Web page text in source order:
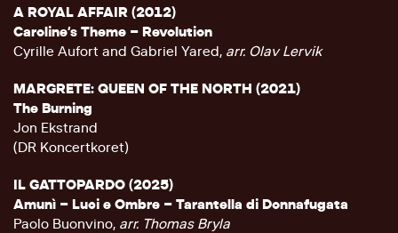
A ROYAL AFFAIR (2012)
Caroline’s Theme – Revolution
Cyrille Aufort and Gabriel Yared, arr. Olav Lervik
MARGRETE: QUEEN OF THE NORTH (2021)
The Burning
Jon Ekstrand
(DR Koncertkoret)
IL GATTOPARDO (2025)
Amunì – Luci e Ombre – Tarantella di Donnafugata
Paolo Buonvino, arr. Thomas Bryla